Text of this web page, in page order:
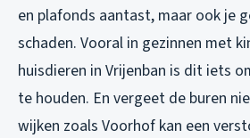
en plafonds aantast, maar ook je
schaden. Vooral in gezinnen met
huisdieren in Vrijenban is dit iets
te houden. En vergeet de buren
wijken zoals Voorhof kan een